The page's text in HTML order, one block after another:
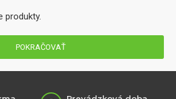
produkty.
POKRAČOVAŤ